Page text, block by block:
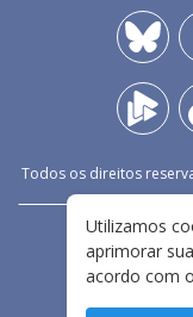
Todos os direitos
Utilizamos
aprimorar
acordo com o